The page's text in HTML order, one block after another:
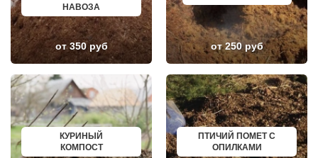
ОБУХОВО
ОДИНЦОВО
ОЖЕРЕЛЬЕ
ОКТЯБРЬСКИЙ
ОПАЛИХА
ОРЕХОВО-ЗУЕВО
ПАВЛОВСКАЯ СЛОБОДА
ПАВЛОВСКИЙ ПОСАД
ПЕНИНО
ПЕРВОМАЙСКОЕ
ПЕРЕСВЕТ
ПЕСКИ
ПИРОГОВСКИЙ
УГЛИЧ
ШЕБЕКИНО
БЕЛОВО
СОКОЛ
ОЗЕРСК
ОКТЯБРЬСК
КОТЛАС
УСТЬ ИЛИМСК
ШАДРИНСК
ДАНКОВ
МИЧУРИНСК
ВЯЗНИКИ
ГОРОДЕЦ
НАВОЗА
от 350 руб от 250 руб
КУРИНЫЙ
КОМПОСТ
ПТИЧИЙ ПОМЕТ С
ОПИЛКАМИ